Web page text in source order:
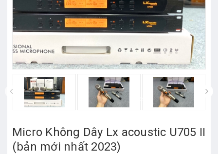
Micro Không Dây Lx acoustic U705 II
(bản mới nhất 2023)